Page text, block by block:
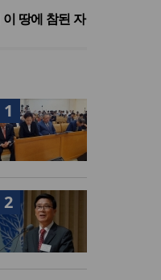
공화국인가
땅에 참된 자
급구호 활동
정기모임 갖고
1
2